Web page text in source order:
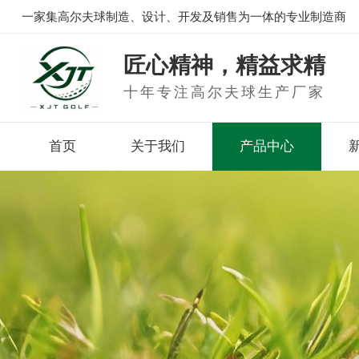
一家集高尔夫球制造、设计、开发及销售为一体的专业制造商
匠心精神，精益求精
十年专注高尔夫球生产厂家
首页 关于我们 产品中心